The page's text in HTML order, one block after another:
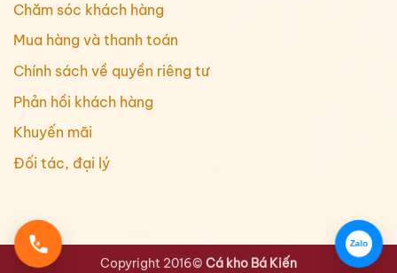
Chăm sóc khách hàng
Mua hàng và thanh toán
Chính sách về quyền riêng tư
Phản hồi khách hàng
Khuyến mãi
Đối tác, đại lý
Copyright 2016© Cá kho Bá Kiến
Zalo